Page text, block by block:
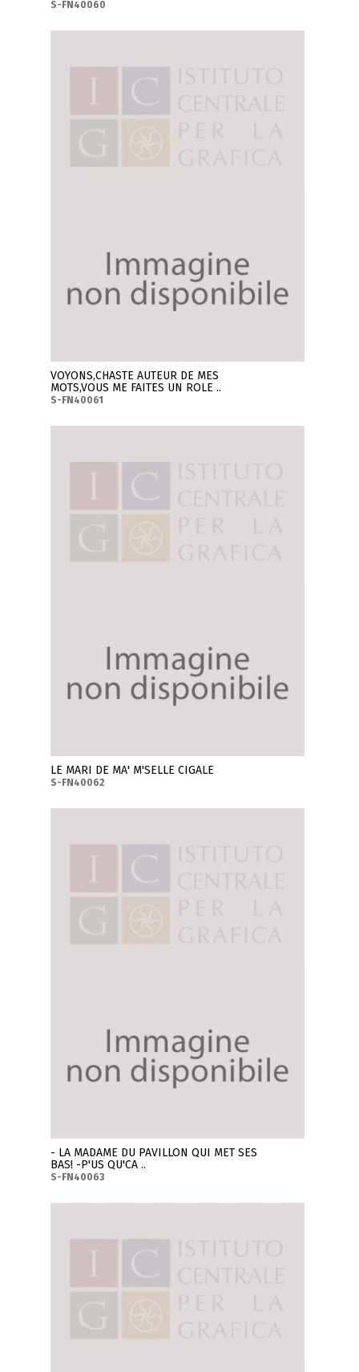
S-FN40060
VOYONS,CHASTE AUTEUR DE MES
MOTS,VOUS ME FAITES UN ROLE ..
S-FN40061
LE MARI DE MA' M'SELLE CIGALE
S-FN40062
- LA MADAME DU PAVILLON QUI MET SES
BAS! -P'US QU'CA ..
S-FN40063